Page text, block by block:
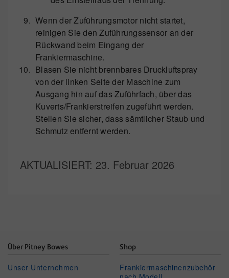
Wenn der Zuführungsmotor nicht startet,
reinigen Sie den Zuführungssensor an der
Rückwand beim Eingang der
Frankiermaschine.
Blasen Sie nicht brennbares Druckluftspray
von der linken Seite der Maschine zum
Ausgang hin auf das Zuführfach, über das
Kuverts/Frankierstreifen zugeführt werden.
Stellen Sie sicher, dass sämtlicher Staub und
Schmutz entfernt werden.
AKTUALISIERT: 23. Februar 2026
Über Pitney Bowes
Unser Unternehmen
Shop
Frankiermaschinenzubehör